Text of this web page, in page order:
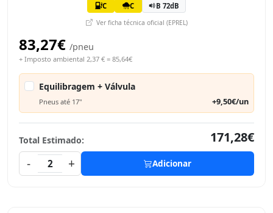
C C B 72dB
Ver ficha técnica oficial (EPREL)
83,27€ /pneu
+ Imposto ambiental 2,37 € = 85,64€
Equilibragem + Válvula
Pneus até 17" +9,50€/un
Total Estimado:
171,28€
-
2 + Adicionar